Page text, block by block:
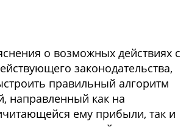
о возможных действиях с
законодательства,
правильный алгоритм
направленный как на
ему прибыли, так и